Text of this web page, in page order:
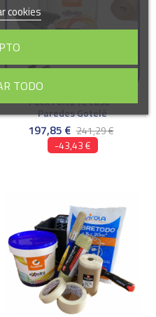
Pack Pinta tu casa -
Paredes Gotelé
197,85 € 241,29 €
-43,43 €
cookies
TODO